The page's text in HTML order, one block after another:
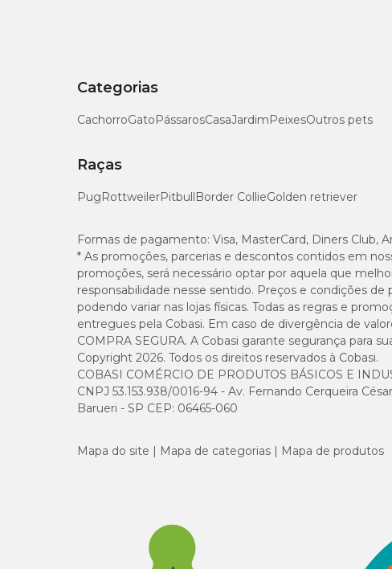
Categorias
CachorroGatoPássarosCasaJardimPeixesOutros pets
Raças
PugRottweilerPitbullBorder CollieGolden retriever
Formas de pagamento: Visa, MasterCard, Diners Club,
* As promoções, parcerias e descontos contidos em
promoções, será necessário optar por aquela que
responsabilidade nesse sentido. Preços e condições
podendo variar nas lojas físicas. Todas as regras e
entregues pela Cobasi. Em caso de divergência de
COMPRA SEGURA. A Cobasi garante segurança para
Copyright 2026. Todos os direitos reservados à Cobasi.
COBASI COMÉRCIO DE PRODUTOS BÁSICOS E
CNPJ 53.153.938/0016-94 - Av. Fernando Cerqueira
Barueri - SP CEP: 06465-060
Mapa do site Mapa de categorias Mapa de produtos